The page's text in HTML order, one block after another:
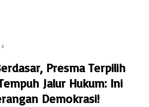
Presma Terpilih
Jalur Hukum: Ini
Demokrasi!